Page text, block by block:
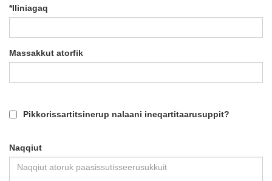
*Iliniagaq
Massakkut atorfik
Pikkorissartitsinerup nalaani ineqartitaarusuppit?
Naqqiut